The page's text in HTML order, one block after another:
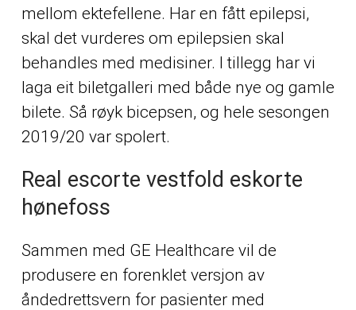
mellom ektefellene. Har en fått epilepsi,
skal det vurderes om epilepsien skal
behandles med medisiner. I tillegg har vi
laga eit biletgalleri med både nye og gamle
bilete. Så røyk bicepsen, og hele sesongen
2019/20 var spolert.
Real escorte vestfold eskorte
hønefoss
Sammen med GE Healthcare vil de
produsere en forenklet versjon av
åndedrettsvern for pasienter med